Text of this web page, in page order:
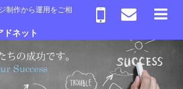
制作から運用をご相
ネット